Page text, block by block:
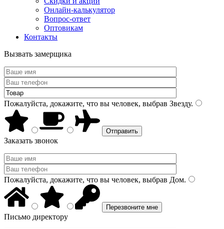
Онлайн-калькулятор
Вопрос-ответ
Оптовикам
Контакты
Вызвать замерщика
Пожалуйста, докажите, что вы человек, выбрав Звезду.
Заказать звонок
Пожалуйста, докажите, что вы человек, выбрав Дом.
Письмо директору